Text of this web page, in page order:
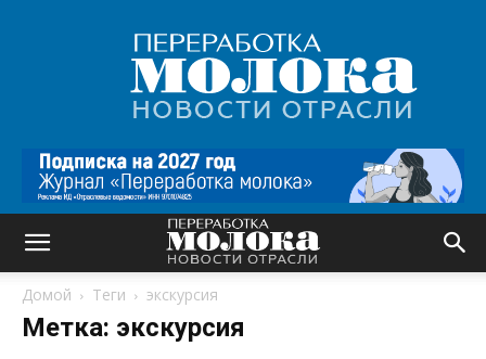
Переработка
молока
|
Новости
Домой Теги экскурсия
Метка: экскурсия